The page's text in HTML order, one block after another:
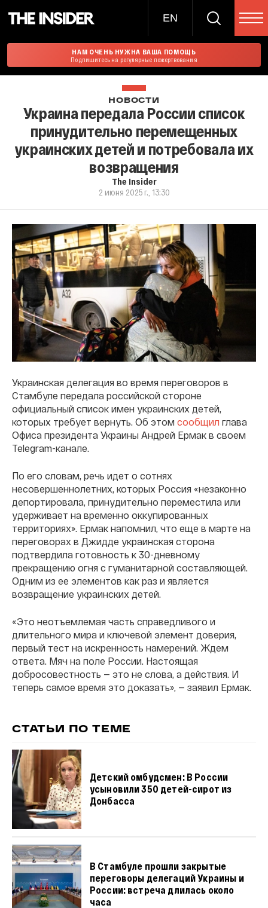
EN
НАМ ОЧЕНЬ НУЖНА ВАША ПОМОЩЬ
Подпишитесь на регулярные пожертвования
НОВОСТИ
Украина передала России список
принудительно перемещенных
украинских детей и потребовала их
возвращения
The Insider
2 июня 2025 г., 13:30
Украинская делегация во время переговоров в
Стамбуле передала российской стороне
официальный список имен украинских детей,
которых требует вернуть. Об этом сообщил глава
Офиса президента Украины Андрей Ермак в своем
Telegram-канале.
По его словам, речь идет о сотнях
несовершеннолетних, которых Россия «незаконно
депортировала, принудительно переместила или
удерживает на временно оккупированных
территориях». Ермак напомнил, что еще в марте на
переговорах в Джидде украинская сторона
подтвердила готовность к 30-дневному
прекращению огня с гуманитарной составляющей.
Одним из ее элементов как раз и является
возвращение украинских детей.
«Это неотъемлемая часть справедливого и
длительного мира и ключевой элемент доверия,
первый тест на искренность намерений. Ждем
ответа. Мяч на поле России. Настоящая
добросовестность — это не слова, а действия. И
теперь самое время это доказать», — заявил Ермак.
СТАТЬИ ПО ТЕМЕ
Детский омбудсмен: В России
усыновили 350 детей-сирот из
Донбасса
В Стамбуле прошли закрытые
переговоры делегаций Украины и
России: встреча длилась около
часа